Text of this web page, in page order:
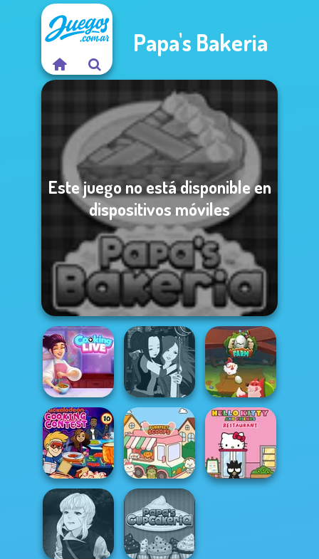
Papa's Bakeria
Este juego no está disponible en
dispositivos móviles
Cooking Live: Be
a Chef&Cook
Manga Creator -
Fantasy World...
Egg Farm
Nickelodeon
Cooking Contest
Purr-fect Scoops